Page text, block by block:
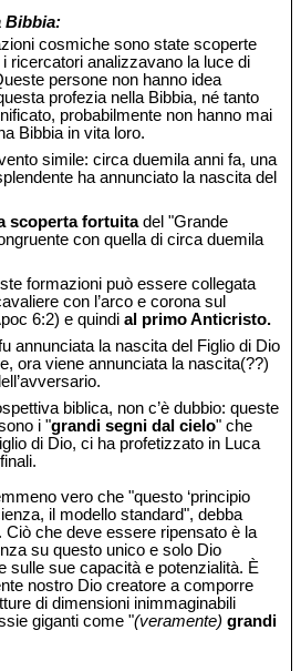
Bibbia:
cosmiche sono state scoperte
i ricercatori analizzavano la luce di
persone non hanno idea
profezia nella Bibbia, né tanto
probabilmente non hanno mai
Bibbia in vita loro.
simile: circa duemila anni fa, una
ha annunciato la nascita del
scoperta fortuitadel "Grande
con quella di circa duemila
formazioni può essere collegata
con l’arco e corona sul
6:2) e quindial primo Anticristo.
annunciata la nascita del Figlio di Dio
ora viene annunciata la nascita(??)
biblica, non c’è dubbio: queste
i "grandi segni dal cielo" che
di Dio, ci ha profetizzato in Luca
vero che "questo ‘principio
il modello standard", debba
Ciò che deve essere ripensato è la
su questo unico e solo Dio
sulle sue capacità e potenzialità. È
nostro Dio creatore a comporre
di dimensioni inimmaginabili
giganti come "(veramente)grandi